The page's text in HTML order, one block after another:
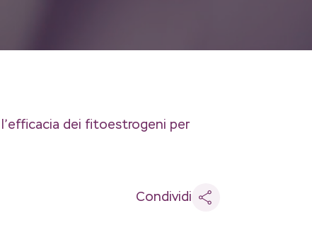
dei fitoestrogeni per
Condividi